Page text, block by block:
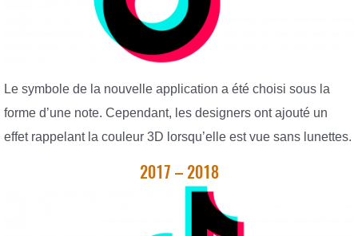
Le symbole de la nouvelle application a été choisi sous la
forme d’une note. Cependant, les designers ont ajouté un
effet rappelant la couleur 3D lorsqu’elle est vue sans lunettes.
2017 – 2018